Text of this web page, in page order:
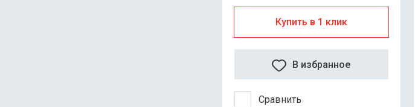
Купить в 1 клик
Сравнить
В избранное